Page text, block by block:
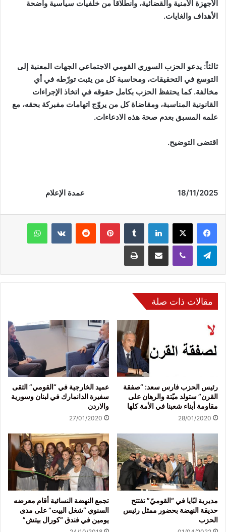
الأجهزة الأمنية والقضائية، وانطلاقاً من خلفيات سياسية واضحة
الأهداف والغايات.
ثالثاً: يدعو الحزب السوري القومي الاجتماعي الجهات المعنية إلى
التوسع في التحقيقات، ومحاسبة كل من يثبت تورّطه في أي
مخالفة. كما يحتفظ الحزب بكامل حقوقه في اتخاذ الإجراءات
القانونية المناسبة، ومقاضاة كل من يروّج اتهامات مفبركة بحقه، مع
علمه المسبق بعدم صحة هذه الادعاءات.
اقتضى التوضيح.
18/11/2025 عمدة الإعلام
فيسبوك لينكدإن بينتيريست
مقالات ذات صلة
رئيس الحزب فارس سعد: “صفقة
القرن” ستولد ميّتة والرهان على
مقاومة أبناء شعبنا في الأمة كلها
28/01/2020
عميد الخارجية في “القومي” التقى
سفيرة الدانمارك في لبنان وسورية
والاردن
27/01/2020
مديرية لبّايا في “القوميّ” تفتتح
حديقة النهضة بحضور ممثل رئيس
الحزب
تجمع النهضة النسائية أقام معرضه
السنوي “شغل البيت” على مدى
يومين في فندق “كورال بيتش”